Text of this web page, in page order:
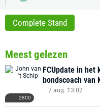
Complete Stand
Meest gelezen
2800
FCUpdate in het
bondscoach van
7 aug. 13:02